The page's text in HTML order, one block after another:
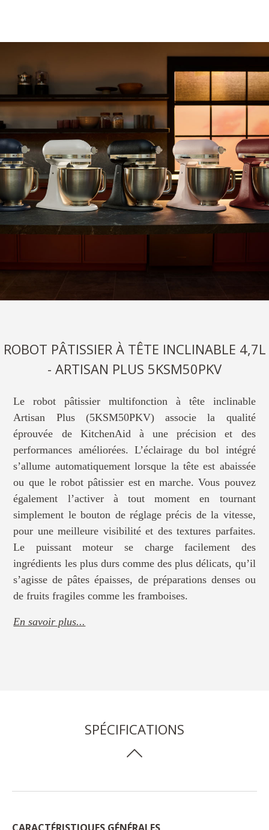
ROBOT PÂTISSIER À TÊTE INCLINABLE 4,7L
- ARTISAN PLUS 5KSM50PKV
Le robot pâtissier multifonction à tête inclinable
Artisan Plus (5KSM50PKV) associe la qualité
éprouvée de KitchenAid à une précision et des
performances améliorées. L’éclairage du bol intégré
s’allume automatiquement lorsque la tête est abaissée
ou que le robot pâtissier est en marche. Vous pouvez
également l’activer à tout moment en tournant
simplement le bouton de réglage précis de la vitesse,
pour une meilleure visibilité et des textures parfaites.
Le puissant moteur se charge facilement des
ingrédients les plus durs comme des plus délicats, qu’il
s’agisse de pâtes épaisses, de préparations denses ou
de fruits fragiles comme les framboises.
En savoir plus...
SPÉCIFICATIONS